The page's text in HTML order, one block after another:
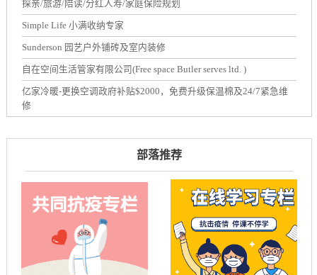
探亲/旅游/陪读/分红人寿/家庭保险规划
Simple Life 小满收纳专家
Sunderson 园艺户外铺砖及室内装修
自在空间生活管家有限公司(Free space Butler serves ltd. )
亿家冷暖-更换空调政府补贴$2000，免费升级保温棉及24/7紧急维
修
部落推荐